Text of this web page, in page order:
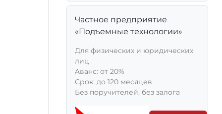
Частное предприятие
«Подъемные технологии»
Для физических и юридических
лиц
Aванс: от 20%
Срок: до 120 месяцев
Без поручителей, без залога